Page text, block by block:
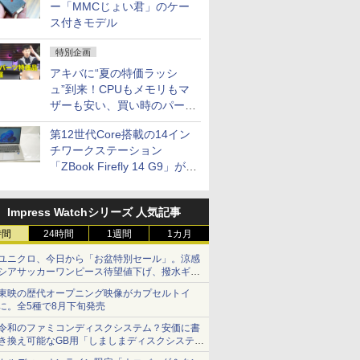
ー「MMCじょい君」のケー
ス付きモデル
特別企画
アキバに“夏の特価ラッシ
ュ”到来！CPUもメモリもマ
ザーも安い、買い時のパーツ
は？【8月7日(金)22時配信】
第12世代Core搭載の14イン
チワークステーション
「ZBook Firefly 14 G9」が
セール
Impress Watchシリーズ 人気記事
24時間 1週間 1カ月
ニクロ、今日から「お盆特別セール」。涼感
アサッカーワンピース待望値下げ、撥水ギア
ョーツは1990円に
映の歴代オープニング映像がカプセルトイ
。全5種で8月下旬発売
和のファミコンディスクシステム？安価に書
換え可能なGB用「しましまディスクシステ
」